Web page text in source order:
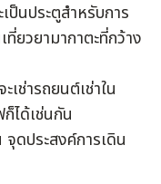
ป็นประตูสำหรับการ
ยวยามากาตะที่กว้าง
เช่ารถยนต์เช่าใน
ได้เช่นกัน
ดประสงค์การเดิน